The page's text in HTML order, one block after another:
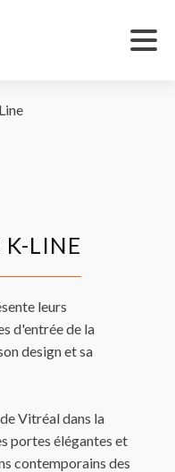
K-LINE
leurs
d'entrée de la
design et sa
Vitréal dans la
portes élégantes et
contemporains des